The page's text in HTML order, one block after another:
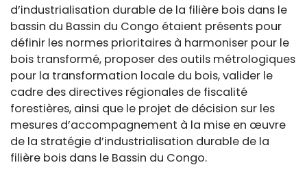
d’industrialisation durable de la filière bois dans le
bassin du Bassin du Congo étaient présents pour
définir les normes prioritaires à harmoniser pour le
bois transformé, proposer des outils métrologiques
pour la transformation locale du bois, valider le
cadre des directives régionales de fiscalité
forestières, ainsi que le projet de décision sur les
mesures d’accompagnement à la mise en œuvre
de la stratégie d’industrialisation durable de la
filière bois dans le Bassin du Congo.